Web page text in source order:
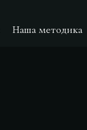
Наша методика